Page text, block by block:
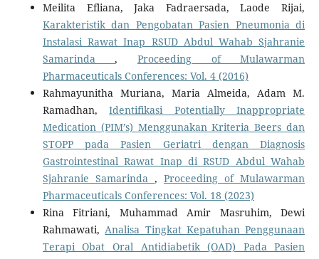
Meilita Efliana, Jaka Fadraersada, Laode Rijai,
Karakteristik dan Pengobatan Pasien Pneumonia di
Instalasi Rawat Inap RSUD Abdul Wahab Sjahranie
Samarinda, Proceeding of Mulawarman
Pharmaceuticals Conferences: Vol. 4 (2016)
Rahmayunitha Muriana, Maria Almeida, Adam M.
Ramadhan,Identifikasi Potentially Inappropriate
Medication (PIM’s) Menggunakan Kriteria Beers dan
STOPP pada Pasien Geriatri dengan Diagnosis
Gastrointestinal Rawat Inap di RSUD Abdul Wahab
Sjahranie Samarinda ,Proceeding of Mulawarman
Pharmaceuticals Conferences: Vol. 18 (2023)
Rina Fitriani, Muhammad Amir Masruhim, Dewi
Rahmawati,Analisa Tingkat Kepatuhan Penggunaan
Terapi Obat Oral Antidiabetik (OAD) Pada Pasien